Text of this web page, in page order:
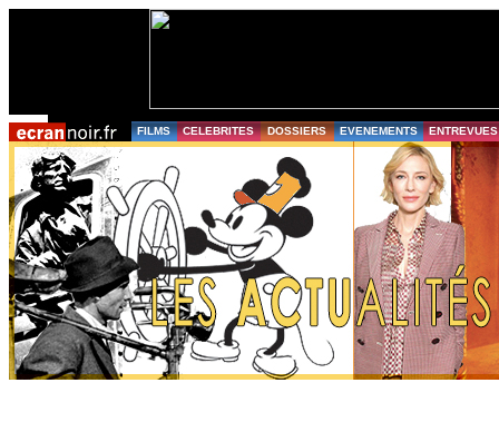
FILMS CELEBRITES DOSSIERS EVENEMENTS ENTREVUES